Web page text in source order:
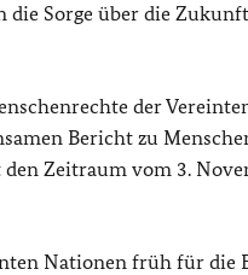
Sorge über die
der
Bericht zu
Zeitraum vom 3.
Nationen früh für die